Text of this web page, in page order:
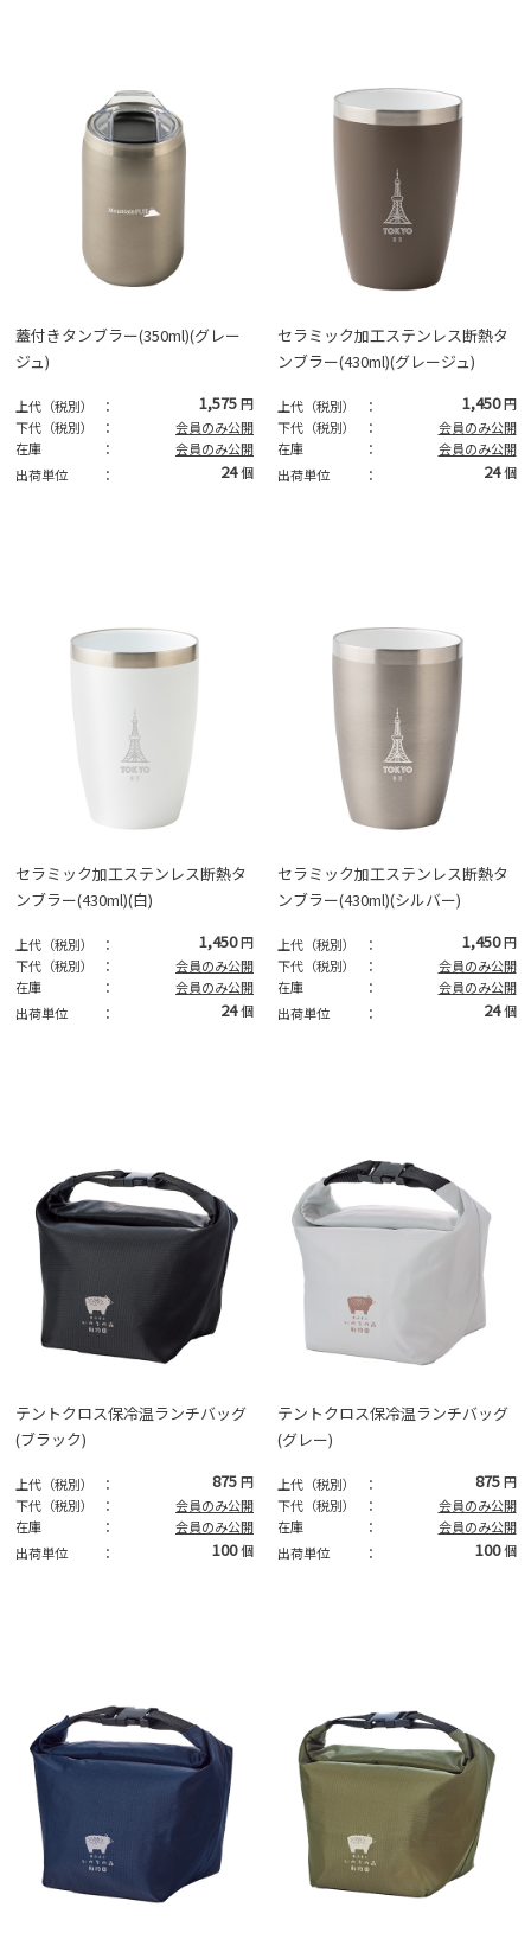
蓋付きタンブラー(350ml)(グレー
ジュ)
上代（税別） ： 1,575円
下代（税別）
：
会員のみ公開
在庫
：
会員のみ公開
出荷単位
： 24個
セラミック加工ステンレス断熱タ
ンブラー(430ml)(グレージュ)
上代（税別） ： 1,450 円
下代（税別）
：
会員のみ公開
在庫
：
会員のみ公開
出荷単位
： 24 個
セラミック加工ステンレス断熱タ
ンブラー(430ml)(白)
上代（税別） ： 1,450円
下代（税別）
：
会員のみ公開
在庫
：
会員のみ公開
出荷単位
： 24個
セラミック加工ステンレス断熱タ
ンブラー(430ml)(シルバー)
上代（税別） ： 1,450 円
下代（税別）
：
会員のみ公開
在庫
：
会員のみ公開
出荷単位
： 24 個
テントクロス保冷温ランチバッグ
(ブラック)
上代（税別） ： 875円
下代（税別）
：
会員のみ公開
在庫
：
会員のみ公開
出荷単位
： 100個
テントクロス保冷温ランチバッグ
(グレー)
上代（税別） ： 875 円
下代（税別）
：
会員のみ公開
在庫
：
会員のみ公開
出荷単位
： 100 個